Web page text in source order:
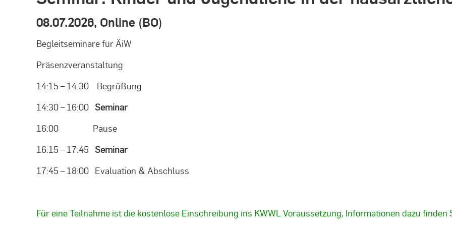
08.07.2026, Online (BO)
Begleitseminare für ÄiW
Präsenzveranstaltung
14:15 – 14.30 Begrüßung
14:30 – 16:00 Seminar
16:00 Pause
16:15 – 17:45 Seminar
17:45 – 18:00 Evaluation & Abschluss
Für eine Teilnahme ist die kostenlose Einschreibung ins KWWL Voraussetzung, Informationen dazu finden